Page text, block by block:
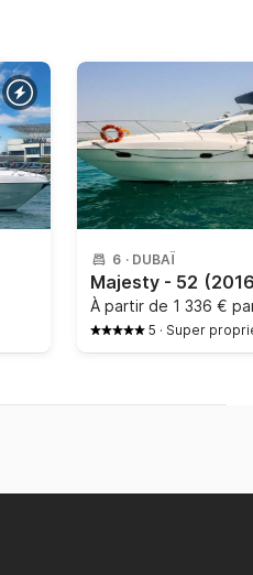
6 · DUBAÏ
Majesty - 52
À partir de 1 336 €
5 · Super